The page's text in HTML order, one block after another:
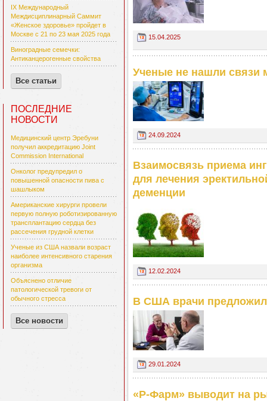
IX Международный
Междисциплинарный Саммит
«Женское здоровье» пройдет в
Москве с 21 по 23 мая 2025 года
Виноградные семечки:
Антиканцерогенные свойства
Все статьи
ПОСЛЕДНИЕ
НОВОСТИ
Медицинский центр Эребуни
получил аккредитацию Joint
Commission International
Онколог предупредил о
повышенной опасности пива с
шашлыком
Американские хирурги провели
первую полную роботизированную
трансплантацию сердца без
рассечения грудной клетки
Ученые из США назвали возраст
наиболее интенсивного старения
организма
Объяснено отличие
патологической тревоги от
обычного стресса
Все новости
15.04.2025
Ученые не нашли связи
24.09.2024
Взаимосвязь приема
для лечения
деменции
12.02.2024
В США врачи
29.01.2024
«Р-Фарм» выводит на